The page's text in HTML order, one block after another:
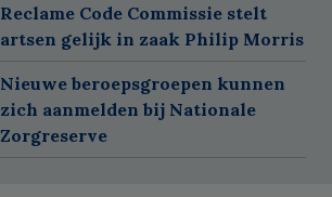
Reclame Code Commissie stelt
artsen gelijk in zaak Philip Morris
Nieuwe beroepsgroepen kunnen
zich aanmelden bij Nationale
Zorgreserve